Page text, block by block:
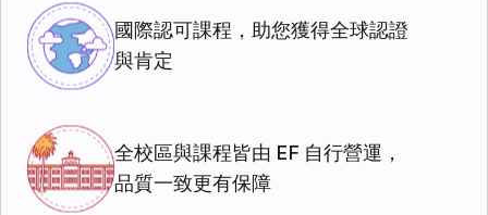
國際認可課程，助您獲得全球認證
與肯定
全校區與課程皆由 EF 自行營運，
品質一致更有保障